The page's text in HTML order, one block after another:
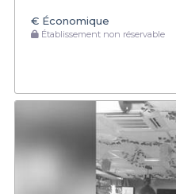
€ Économique
Établissement non réservable